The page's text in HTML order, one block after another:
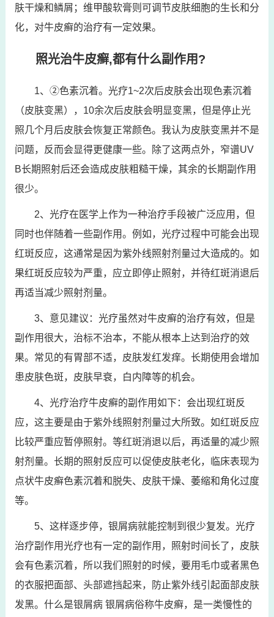
肤干燥和鳞屑；维甲酸软膏则可调节皮肤细胞的生长和分
化，对牛皮癣的治疗有一定效果。
照光治牛皮癣,都有什么副作用?
1、②色素沉着。光疗1~2次后皮肤会出现色素沉着
（皮肤变黑），10余次后皮肤会明显变黑，但是停止光
照几个月后皮肤会恢复正常颜色。我认为皮肤变黑并不是
问题，反而会显得更健康一些。除了这两点外，窄谱UV
B长期照射后还会造成皮肤粗糙干燥，其余的长期副作用
很少。
2、光疗在医学上作为一种治疗手段被广泛应用，但
同时也伴随着一些副作用。例如，光疗过程中可能会出现
红斑反应，这通常是因为紫外线照射剂量过大造成的。如
果红斑反应较为严重，应立即停止照射，并待红斑消退后
再适当减少照射剂量。
3、意见建议：光疗虽然对牛皮癣的治疗有效，但是
副作用很大，治标不治本，不能从根本上达到治疗的效
果。常见的有胃部不适，皮肤发红发痒。长期使用会增加
患皮肤色斑，皮肤早衰，白内障等的机会。
4、光疗治疗牛皮癣的副作用如下：会出现红斑反
应，这主要是由于紫外线照射剂量过大所致。如红斑反应
比较严重应暂停照射。等红斑消退以后，再适量的减少照
射剂量。长期的照射反应可以促使皮肤老化，临床表现为
点状牛皮癣色素沉着和脱失、皮肤干燥、萎缩和角化过度
等。
5、这样逐步停，银屑病就能控制到很少复发。光疗
治疗副作用光疗也有一定的副作用，照射时间长了，皮肤
会有色素沉着，所以我们照射的时候，要用毛巾或者黑色
的衣服把面部、头部遮挡起来，防止紫外线引起面部皮肤
发黑。什么是银屑病 银屑病俗称牛皮癣，是一类慢性的